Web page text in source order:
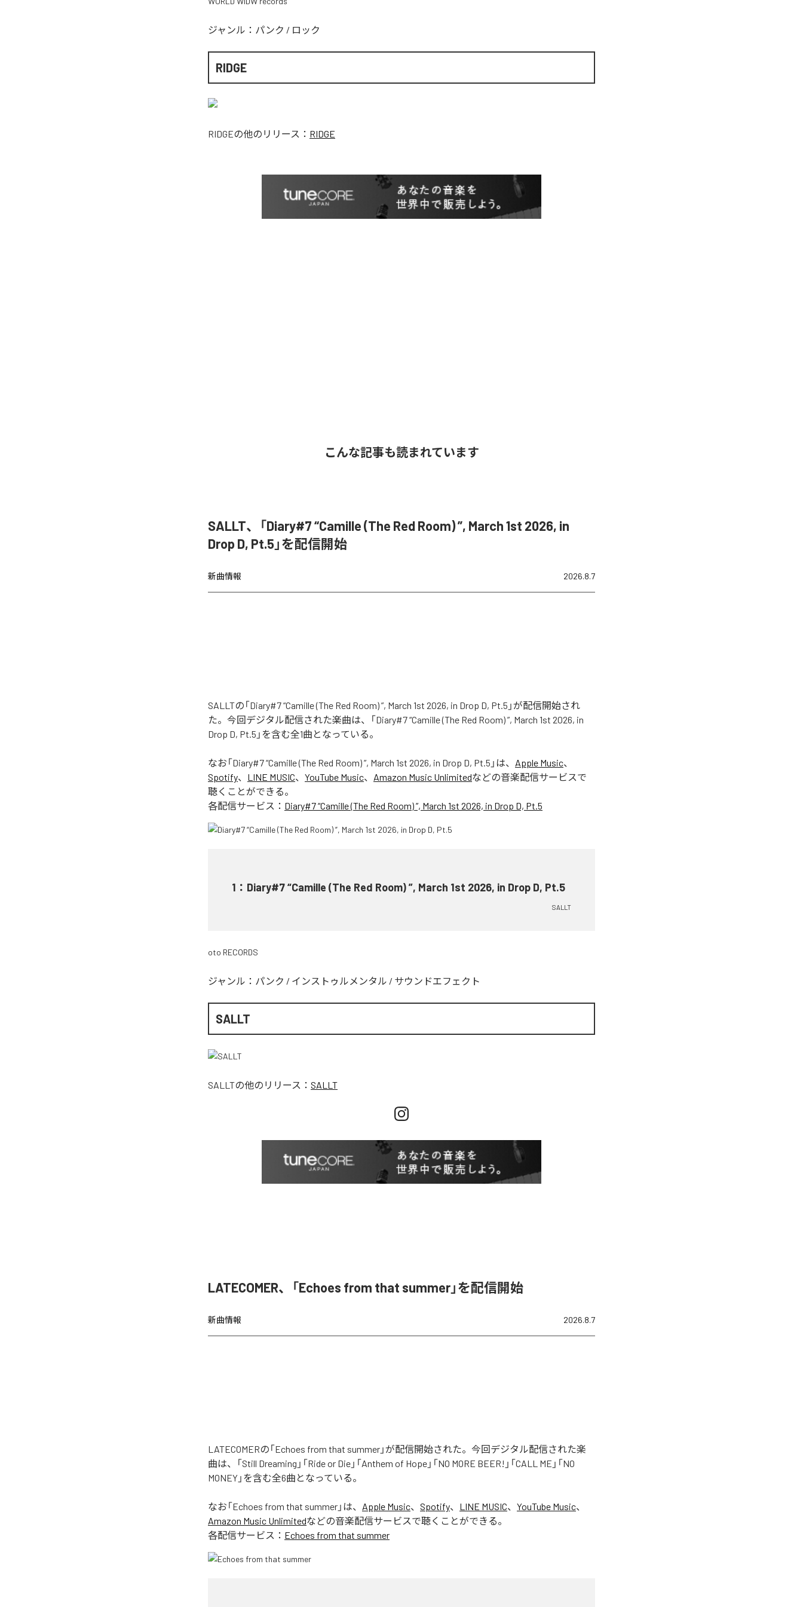
ジャンル： パンク / ロック
RIDGE
RIDGEの他のリリース： RIDGE
こんな記事も読まれています
SALLT、「Diary#7 “Camille (The Red Room) ”, March 1st 2026, in
Drop D, Pt.5」を配信開始
新曲情報 2026.8.7
SALLTの「Diary#7 “Camille (The Red Room) ”, March 1st 2026, in Drop D, Pt.5」が配信開始され
た。今回デジタル配信された楽曲は、「Diary#7 “Camille (The Red Room) ”, March 1st 2026, in
Drop D, Pt.5」を含む全1曲となっている。
なお「Diary#7 “Camille (The Red Room) ”, March 1st 2026, in Drop D, Pt.5 」は、 Apple Music、
Spotify、 LINE MUSIC、 YouTube Music、 Amazon Music Unlimitedなどの音楽配信サービスで
聴くことができる。
各配信サービス： Diary#7 “Camille (The Red Room) ”, March 1st 2026, in Drop D, Pt.5
1 ： Diary#7 “Camille (The Red Room) ”, March 1st 2026, in Drop D, Pt.5
SALLT
oto RECORDS
ジャンル： パンク / インストゥルメンタル / サウンドエフェクト
SALLT
SALLTの他のリリース： SALLT
LATECOMER、「Echoes from that summer」を配信開始
新曲情報 2026.8.7
LATECOMERの「Echoes from that summer」が配信開始された。今回デジタル配信された楽
曲は、「Still Dreaming」「Ride or Die」「Anthem of Hope」「NO MORE BEER!」「CALL ME」「NO
MONEY」を含む全6曲となっている。
なお「Echoes from that summer 」は、 Apple Music、 Spotify、 LINE MUSIC、 YouTube Music、
Amazon Music Unlimitedなどの音楽配信サービスで聴くことができる。
各配信サービス： Echoes from that summer